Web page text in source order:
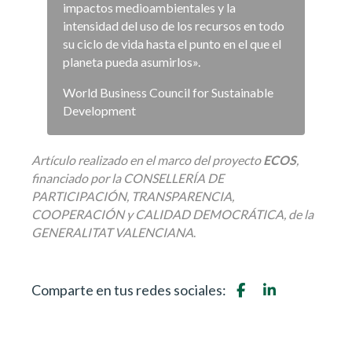
impactos medioambientales y la
intensidad del uso de los recursos en todo
su ciclo de vida hasta el punto en el que el
planeta pueda asumirlos».
World Business Council for Sustainable
Development
Artículo realizado en el marco del proyectoECOS,
financiado por la CONSELLERÍA DE
PARTICIPACIÓN, TRANSPARENCIA,
COOPERACIÓN y CALIDAD DEMOCRÁTICA, de la
GENERALITAT VALENCIANA
Comparte en tus redes sociales: